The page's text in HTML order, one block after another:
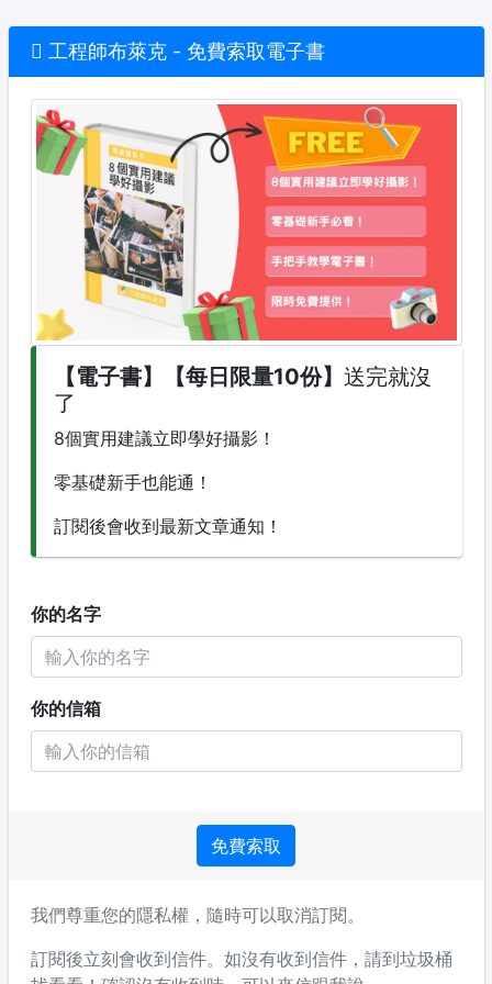
工程師布萊克 - 免費索取電子書
【電子書】【每日限量10份】 送完就沒
了
8個實用建議立即學好攝影！
零基礎新手也能通！
訂閱後會收到最新文章通知！
你的名字
你的信箱
免費索取
我們尊重您的隱私權，隨時可以取消訂閱。
訂閱後立刻會收到信件。如沒有收到信件，請到垃圾桶
×